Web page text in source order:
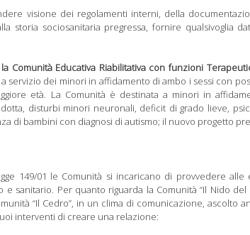
visione dei regolamenti interni, della
storia sociosanitaria pregressa, fornire qualsivoglia
Comunità Educativa Riabilitativa con funzioni
servizio dei minori in affidamento di ambo i sessi con
età. La Comunità è destinata a minori in
disturbi minori neuronali, deficit di grado lieve,
di bambini con diagnosi di autismo; il nuovo progetto
149/01 le Comunità si incaricano di provvedere
e sanitario. Per quanto riguarda la Comunità “Il Nido
“Il Cedro”, in un clima di comunicazione,
interventi di creare una relazione: